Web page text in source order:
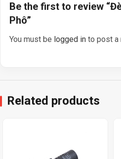
Be the first to review
Phô”
You must be logged in to post a
Related products